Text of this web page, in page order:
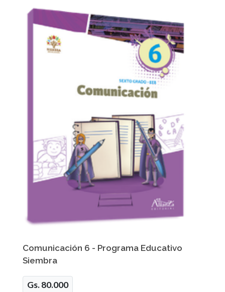
Comunicación 6 - Programa Educativo
Siembra
Gs. 80.000